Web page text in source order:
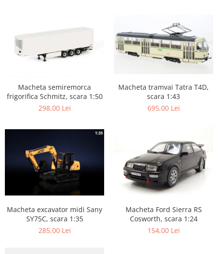
Macheta semiremorca
frigorifica Schmitz, scara 1:50
298,00 Lei
Macheta tramvai Tatra T4D,
scara 1:43
695,00 Lei
Macheta excavator midi Sany
SY75C, scara 1:35
285,00 Lei
Macheta Ford Sierra RS
Cosworth, scara 1:24
154,00 Lei